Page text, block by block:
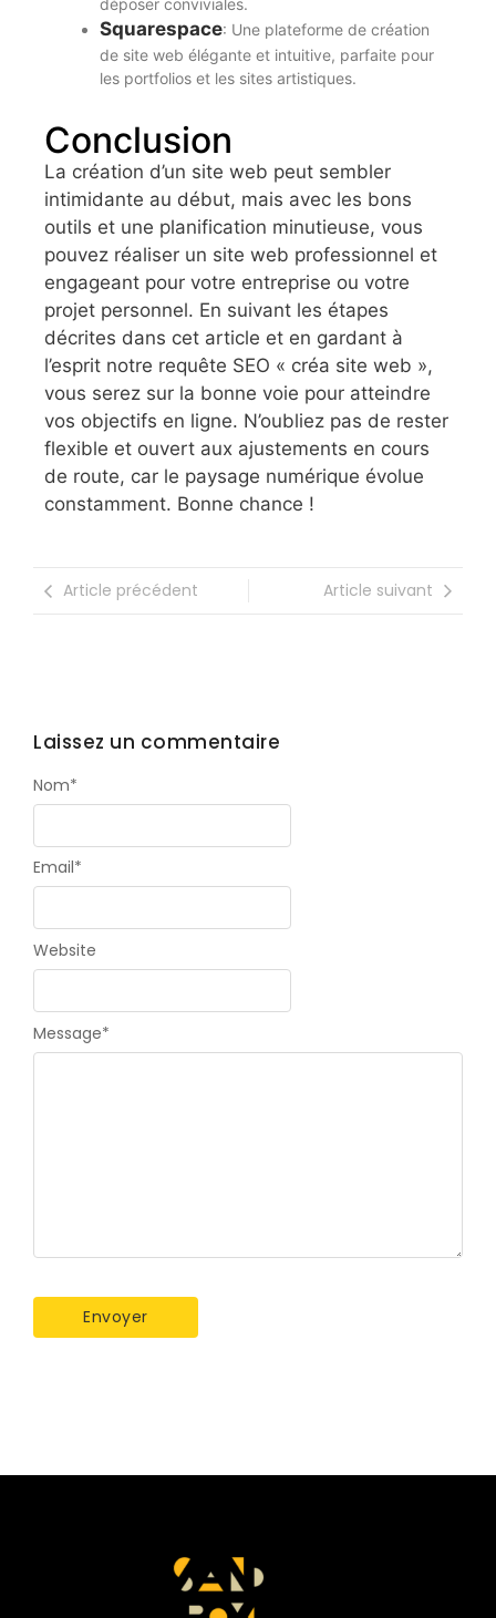
Squarespace: Une plateforme de création
de site web élégante et intuitive, parfaite pour
les portfolios et les sites artistiques.
Conclusion
La création d’un site web peut sembler
intimidante au début, mais avec les bons
outils et une planification minutieuse, vous
pouvez réaliser un site web professionnel et
engageant pour votre entreprise ou votre
projet personnel. En suivant les étapes
décrites dans cet article et en gardant à
l’esprit notre requête SEO « créa site web »,
vous serez sur la bonne voie pour atteindre
vos objectifs en ligne. N’oubliez pas de rester
flexible et ouvert aux ajustements en cours
de route, car le paysage numérique évolue
constamment. Bonne chance !
Article précédent Article suivant
Laissez un commentaire
Message*
Nom*
Email*
Website